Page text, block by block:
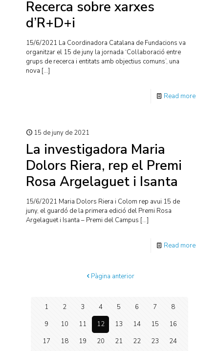
Recerca sobre xarxes
d’R+D+i
15/6/2021 La Coordinadora Catalana de Fundacions va
organitzar el 15 de juny la jornada ‘Col·laboració entre
grups de recerca i entitats amb objectius comuns’, una
nova […]
Read more
15 de juny de 2021
La investigadora Maria
Dolors Riera, rep el Premi
Rosa Argelaguet i Isanta
15/6/2021 Maria Dolors Riera i Colom rep avui 15 de
juny, el guardó de la primera edició del Premi Rosa
Argelaguet i Isanta – Premi del Campus […]
Read more
Pàgina anterior
1 2 3 4 5 6 7
8
9
10 11 12 13 14 15
16
17
18 19 20 21 22 23
24